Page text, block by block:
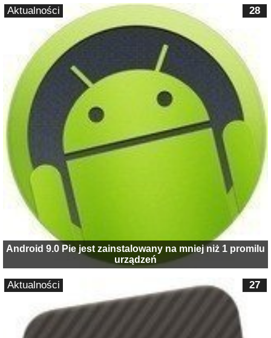
Android 9.0 Pie jest zainstalowany na mniej niż 1 promilu
urządzeń
28
Aktualności
27
Aktualności